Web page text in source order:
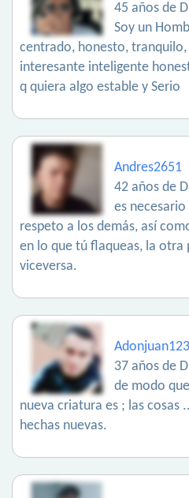
45 años de
Soy un
centrado, honesto,
interesante inteligente
q quiera algo estable y Serio
Andres2651
42 años de
es
respeto a los demás, así
en lo que tú flaqueas, la otra
viceversa.
Adonjuan123
37 años de
de modo
nueva criatura es ; las cosas
hechas nuevas.